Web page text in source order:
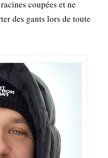
coupées et ne
des gants lors de toute